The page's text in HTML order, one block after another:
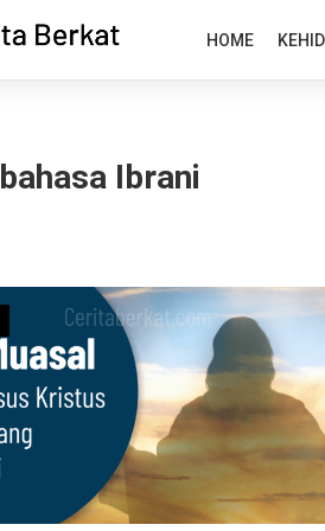
HOME
bahasa Ibrani